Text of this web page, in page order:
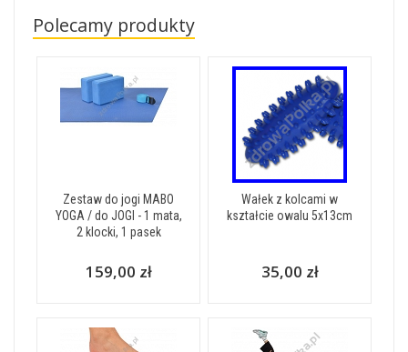
Polecamy produkty
Zestaw do jogi MABO
YOGA / do JOGI - 1 mata,
2 klocki, 1 pasek
159,00 zł
Wałek z kolcami w
kształcie owalu 5x13cm
35,00 zł